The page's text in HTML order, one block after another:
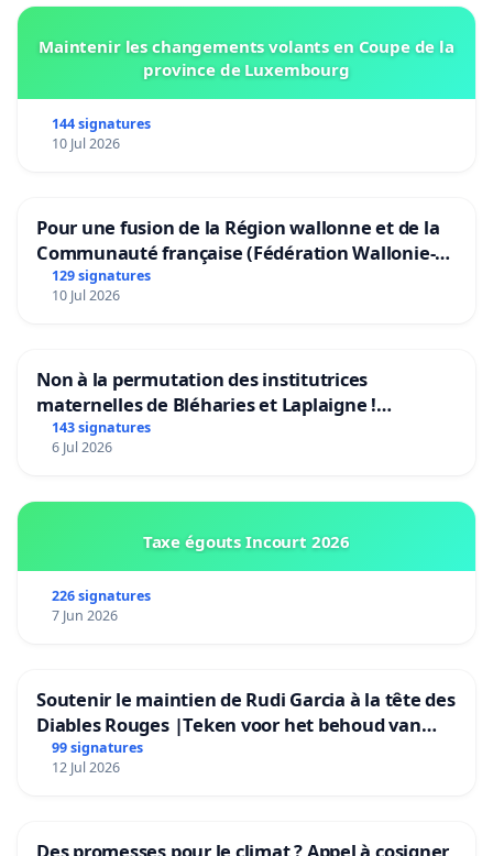
Maintenir les changements volants en Coupe de la
province de Luxembourg
144 signatures
10 Jul 2026
Pour une fusion de la Région wallonne et de la
Communauté française (Fédération Wallonie-
Bruxelles)
129 signatures
10 Jul 2026
Non à la permutation des institutrices
maternelles de Bléharies et Laplaigne !
Préservons la stabilité de nos enfants.
143 signatures
6 Jul 2026
Taxe égouts Incourt 2026
226 signatures
7 Jun 2026
Soutenir le maintien de Rudi Garcia à la tête des
Diables Rouges |Teken voor het behoud van
Rudi Garcia als bondscoach
99 signatures
12 Jul 2026
Des promesses pour le climat ? Appel à cosigner